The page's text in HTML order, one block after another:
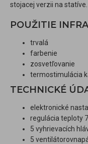
stojacej verzii na statíve.
POUŽITIE
trvalá
farbenie
zosvetľovanie
termostimulácia
TECHNICKÉ
elektronické
regulácia teploty
5 vyhrievacích
5